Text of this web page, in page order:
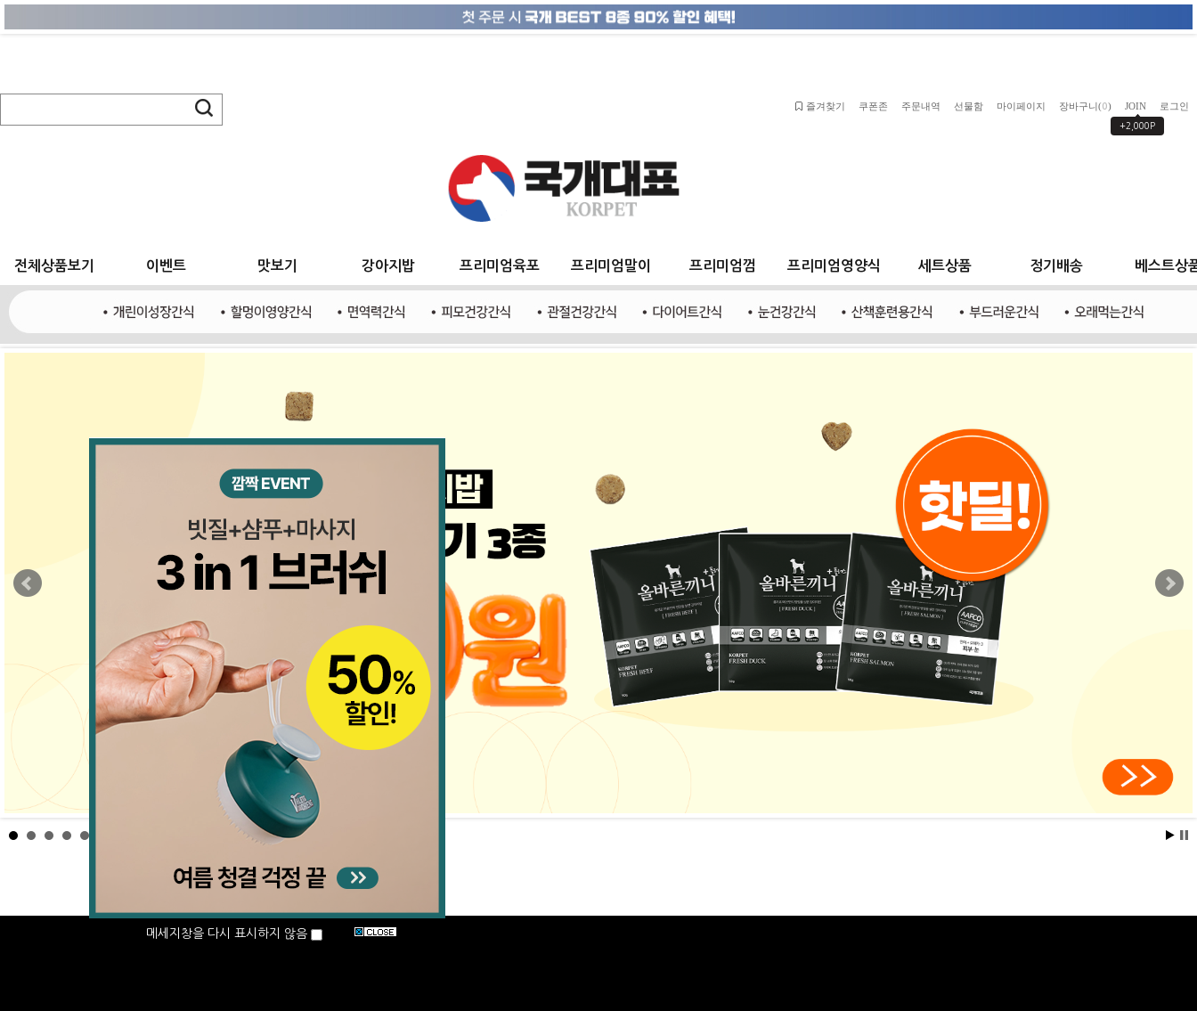
로그인
JOIN
+2,000P
장바구니(0)
마이페이지
선물함
주문내역
쿠폰존
즐겨찾기
전체상품보기 이벤트 맛보기 강아지밥 프리미엄육포 프리미엄말이 프리미엄껌 프리미엄영양식 세트상품 정기배송 베스트상
메세지창을 다시 표시하지 않음